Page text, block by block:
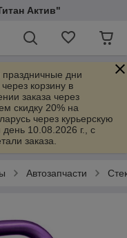
Актив"
дни
корзину в
заказа через
скидку 20% на
через курьерскую
10.08.2026 г., с
заказа.
Автозапчасти